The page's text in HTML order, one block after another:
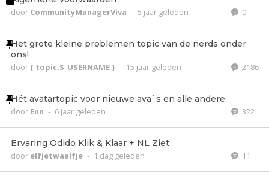
door CommunityManagerViva - 5 jaar geleden 0
Het grote kleine problemen topic van de nerds onder
ons!
door{ topic.S_USERNAME } - 15 jaar geleden 2186
Hét avatartopic voor nieuwe ava`s en alle andere
door Enn - 6 jaar geleden 322
Ervaring Odido Klik & Klaar + NL Ziet
door elfjetwaalfje - 1 dag geleden 11